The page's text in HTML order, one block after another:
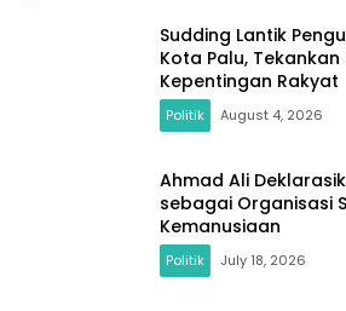
Sudding Lantik
Kota Palu,
Kepentingan Rakyat
Politik August 4, 2026
Ahmad Ali
sebagai Organisasi
Kemanusiaan
Politik July 18, 2026